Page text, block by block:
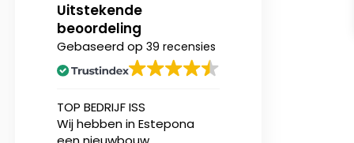
Uitstekende
beoordeling
Gebaseerd op 39 recensies
TOP BEDRIJF ISS
Wij hebben in Estepona